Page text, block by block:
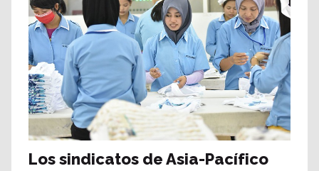
Los sindicatos de Asia-Pacífico